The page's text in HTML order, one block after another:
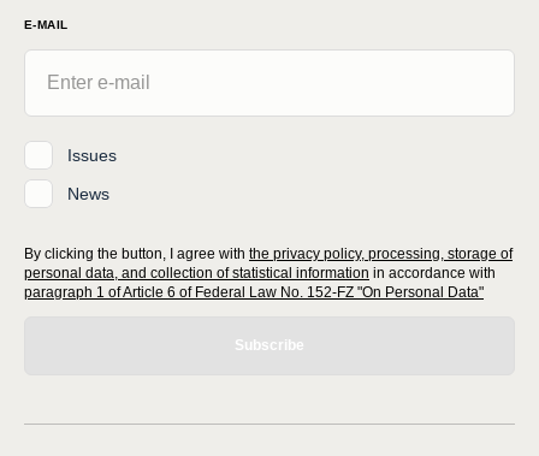
E-MAIL
Issues
News
By clicking the button, I agree with the privacy policy, processing, storage of
personal data, and collection of statistical information in accordance with
paragraph 1 of Article 6 of Federal Law No. 152-FZ "On Personal Data"
Subscribe